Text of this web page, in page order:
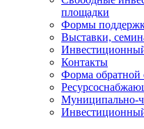
площадки
Формы
Выставки,
Контакты
Форма обратной
Муниципально-